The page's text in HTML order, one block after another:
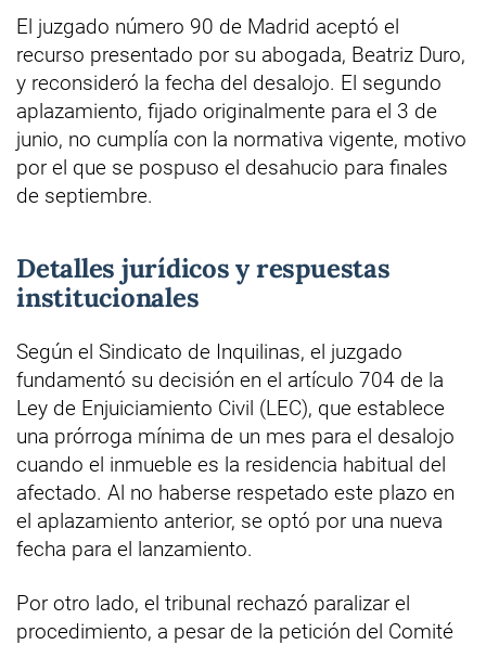
El juzgado número 90 de Madrid aceptó el
recurso presentado por su abogada, Beatriz Duro,
y reconsideró la fecha del desalojo. El segundo
aplazamiento, fijado originalmente para el 3 de
junio, no cumplía con la normativa vigente, motivo
por el que se pospuso el desahucio para finales
de septiembre.
Detalles jurídicos y respuestas
institucionales
Según el Sindicato de Inquilinas, el juzgado
fundamentó su decisión en el artículo 704 de la
Ley de Enjuiciamiento Civil (LEC), que establece
una prórroga mínima de un mes para el desalojo
cuando el inmueble es la residencia habitual del
afectado. Al no haberse respetado este plazo en
el aplazamiento anterior, se optó por una nueva
fecha para el lanzamiento.
Por otro lado, el tribunal rechazó paralizar el
procedimiento, a pesar de la petición del Comité